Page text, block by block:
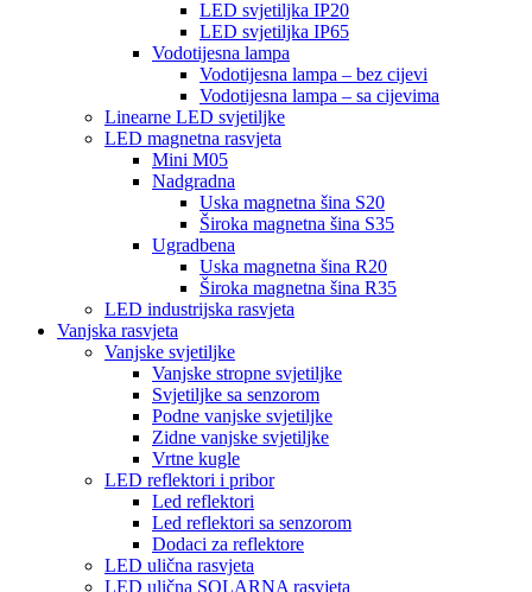
LED svjetiljka IP20
LED svjetiljka IP65
Vodotijesna lampa
Vodotijesna lampa – bez cijevi
Vodotijesna lampa – sa cijevima
Linearne LED svjetiljke
LED magnetna rasvjeta
Mini M05
Nadgradna
Uska magnetna šina S20
Široka magnetna šina S35
Ugradbena
Uska magnetna šina R20
Široka magnetna šina R35
LED industrijska rasvjeta
Vanjska rasvjeta
Vanjske svjetiljke
Vanjske stropne svjetiljke
Svjetiljke sa senzorom
Podne vanjske svjetiljke
Zidne vanjske svjetiljke
Vrtne kugle
LED reflektori i pribor
Led reflektori
Led reflektori sa senzorom
Dodaci za reflektore
LED ulična rasvjeta
LED ulična SOLARNA rasvjeta